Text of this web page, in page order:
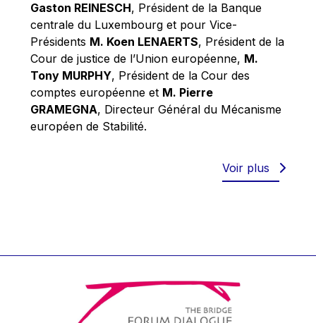
Patrizia Nanz
Philippe Maystadt
Pierre Gramegna
Richard Pelly
Robert Goebbels
Robert REYNDERS
Timothy Radcliffe
Vaclav Klaus
Vassilios Skouris
Gaston REINESCH, Président de la Banque
centrale du Luxembourg et pour Vice-
Présidents M. Koen LENAERTS, Président de la
Cour de justice de l’Union européenne, M.
Tony MURPHY, Président de la Cour des
comptes européenne et M. Pierre
GRAMEGNA, Directeur Général du Mécanisme
européen de Stabilité.
Voir plus